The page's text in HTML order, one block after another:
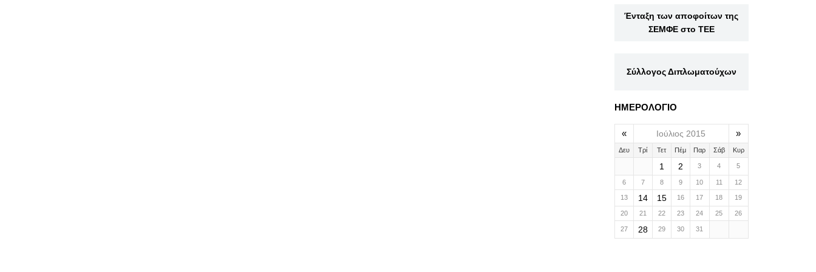
Ένταξη των αποφοίτων της
ΣΕΜΦΕ στο ΤΕΕ
Σύλλογος Διπλωματούχων
ΗΜΕΡΟΛΟΓΙΟ
« Ιούλιος 2015 »
Δευ Τρί Τετ Πέμ Παρ Σάβ Κυρ
1 2 3 4 5
6 7 8 9 10 11 12
13 14 15 16 17 18 19
20 21 22 23 24 25 26
27 28 29 30 31